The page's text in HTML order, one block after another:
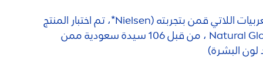
أحبته 100% من النساء العربيات اللاتي قمن بتجربته (Nielsen*، تم اختبار المنتج
Natural
Glow PiU 2020 ، من قبل 106 سيدة سعودية ممن
البشرة)